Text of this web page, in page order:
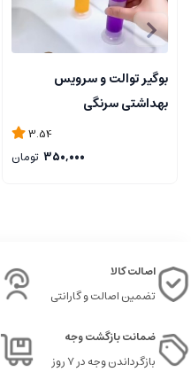
بوگیر توالت و سرویس
بهداشتی سرنگی
3.54
350,000 تومان
اصالت کالا
تضمین اصالت و گارانتی
ضمانت بازگشت وجه
بازگرداندن وجه در ۷ روز